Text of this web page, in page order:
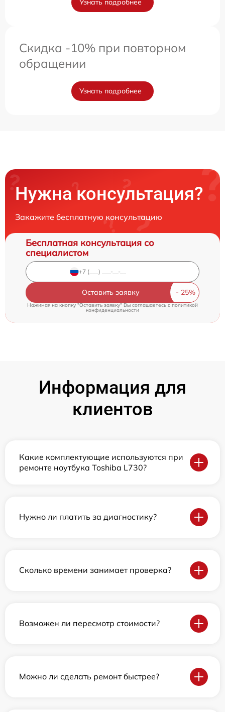
Скидка -10% при повторном
обращении
Узнать подробнее
Нужна консультация?
Закажите бесплатную консультацию
Бесплатная консультация со
специалистом
Оставить заявку
Нажимая на кнопку "Оставить заявку" Вы соглашаетесь cполитикой
конфиденциальности
Информация для
клиентов
Какие комплектующие используются при
ремонте ноутбука Toshiba L730?
Нужно ли платить за диагностику?
Сколько времени занимает проверка?
Возможен ли пересмотр стоимости?
Можно ли сделать ремонт быстрее?